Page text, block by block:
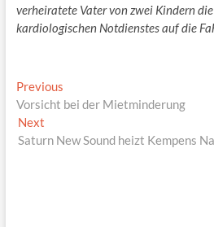
verheiratete Vater von zwei Kindern
kardiologischen Notdienstes auf die
Beitragsnavigation
PreviousPrevious
post:
Vorsicht bei der Mietminderung
Next
post:
Saturn New Sound heizt Kempens